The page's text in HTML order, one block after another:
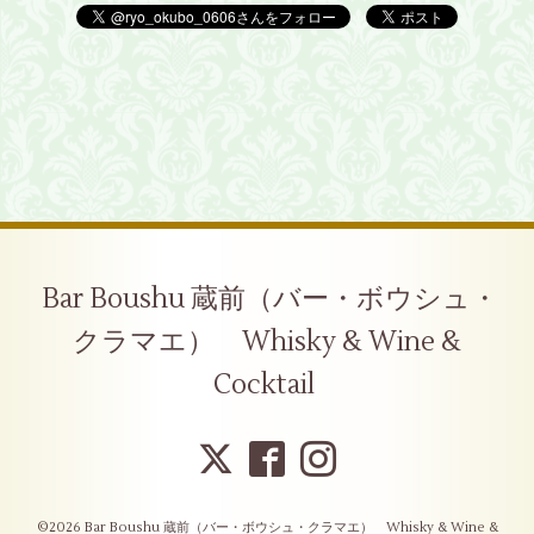
Bar Boushu 蔵前（バー・ボウシュ・
クラマエ） Whisky & Wine &
Cocktail
©2026 Bar Boushu 蔵前（バー・ボウシュ・クラマエ） Whisky & Wine &